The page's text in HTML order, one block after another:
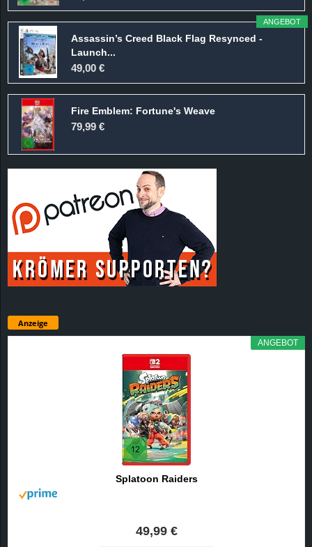
ANGEBOT
Assassin’s Creed Black Flag Resynced -
Launch...
49,00 €
Fire Emblem: Fortune's Weave
79,99 €
Anzeige
ANGEBOT
Splatoon Raiders
49,99 €